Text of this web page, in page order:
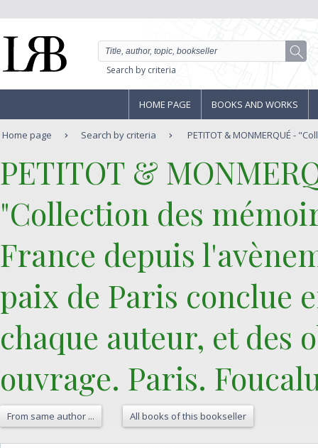
Search by criteria
HOME PAGE BOOKS AND WORKS
Home page Search by criteria PETITOT & MONMERQUÉ -
‎PETITOT &
‎"Collection des
France depuis
paix de Paris conclue
chaque auteur, et des
ouvrage. Paris.
From same author ... All books of this bookseller